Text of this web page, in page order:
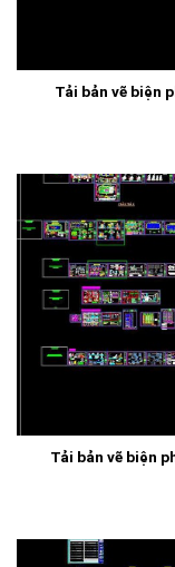
Tải bản vẽ biện
Tải bản vẽ biện